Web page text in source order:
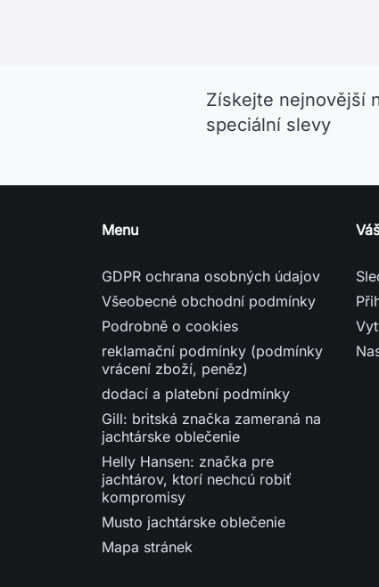
Získejte nejnovější
speciální slevy
Menu
GDPR ochrana osobných údajov
Všeobecné obchodní podmínky
Podrobně o cookies
reklamační podmínky (podmínky
vrácení zboží, peněz)
dodací a platební podmínky
Gill: britská značka zameraná na
jachtárske oblečenie
Helly Hansen: značka pre
jachtárov, ktorí nechcú robiť
kompromisy
Musto jachtárske oblečenie
Mapa stránek